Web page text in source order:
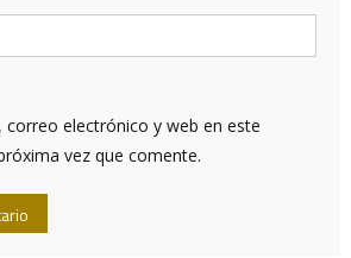
correo electrónico y web en este
vez que comente.